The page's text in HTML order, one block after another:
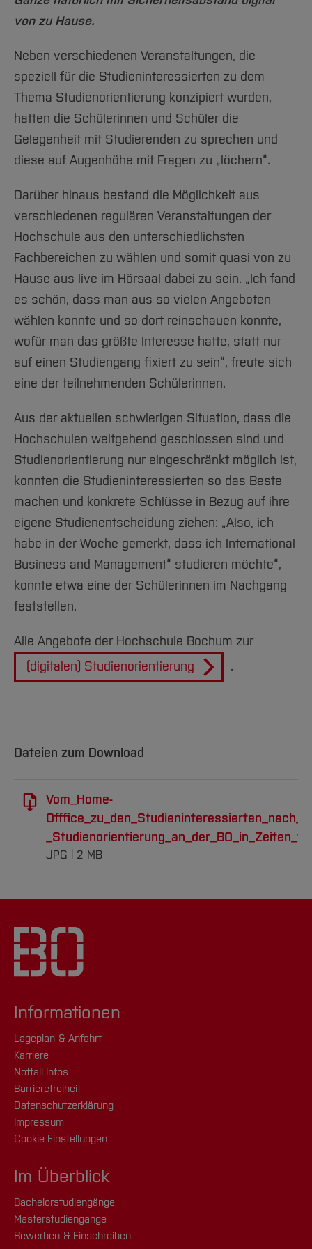
Arbeiten im FB G
Forschung und Projekte
Team
Service
Studiengänge
Fachgruppen
Forschung und Entwicklung
International
Service
Amtliche Bekanntmachungen
Notfall-Infos
BO Shop
Familiengerechte Hochschule
Diskriminierungsfreie Hochschule
Vertretungen
Wahlen
Hochschulbibliothek
International Office
Medienzentrum
Zentrale Studienberatung
von zu Hause.
Neben verschiedenen Veranstaltungen, die
speziell für die Studieninteressierten zu dem
Thema Studienorientierung konzipiert wurden,
hatten die Schülerinnen und Schüler die
Gelegenheit mit Studierenden zu sprechen und
diese auf Augenhöhe mit Fragen zu „löchern“.
Darüber hinaus bestand die Möglichkeit aus
verschiedenen regulären Veranstaltungen der
Hochschule aus den unterschiedlichsten
Fachbereichen zu wählen und somit quasi von zu
Hause aus live im Hörsaal dabei zu sein. „Ich fand
es schön, dass man aus so vielen Angeboten
wählen konnte und so dort reinschauen konnte,
wofür man das größte Interesse hatte, statt nur
auf einen Studiengang fixiert zu sein“, freute sich
eine der teilnehmenden Schülerinnen.
Aus der aktuellen schwierigen Situation, dass die
Hochschulen weitgehend geschlossen sind und
Studienorientierung nur eingeschränkt möglich ist,
konnten die Studieninteressierten so das Beste
machen und konkrete Schlüsse in Bezug auf ihre
eigene Studienentscheidung ziehen: „Also, ich
habe in der Woche gemerkt, dass ich International
Business and Management“ studieren möchte“,
konnte etwa eine der Schülerinnen im Nachgang
feststellen.
Alle Angebote der Hochschule Bochum zur
(digitalen) Studienorientierung
.
Dateien zum Download
Vom_Home-
JPG 2 MB
Informationen
Lageplan & Anfahrt
Karriere
Notfall-Infos
Barrierefreiheit
Datenschutzerklärung
Impressum
Cookie-Einstellungen
Im Überblick
Bachelorstudiengänge
Masterstudiengänge
Bewerben & Einschreiben